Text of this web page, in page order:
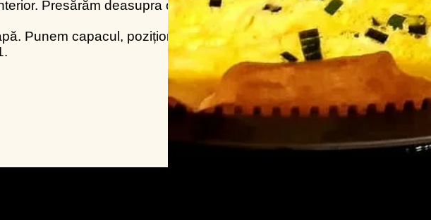
Presărăm deasupra ceapă
Punem capacul, poziționăm